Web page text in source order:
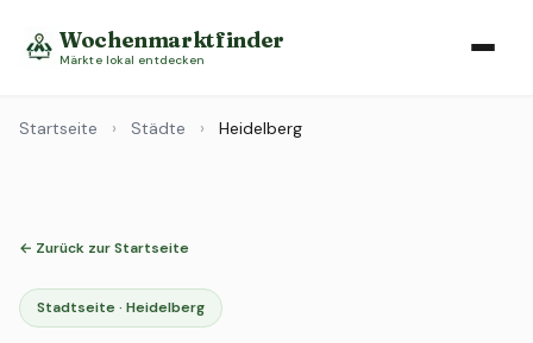
Wochenmarktfinder
Märkte lokal entdecken
Startseite › Städte › Heidelberg
← Zurück zur Startseite
Stadtseite · Heidelberg